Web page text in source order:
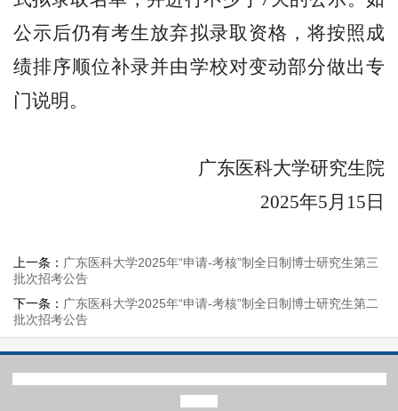
公示后仍有考生放弃拟录取资格 ， 将按照成
绩排序顺位补录并由学校对变动部分做出专
门说明。
广东医科大学研究生院
2025年5月15日
上一条： 广东医科大学2025年“申请-考核”制全日制博士研究生第三
批次招考公告
下一条： 广东医科大学2025年“申请-考核”制全日制博士研究生第二
批次招考公告